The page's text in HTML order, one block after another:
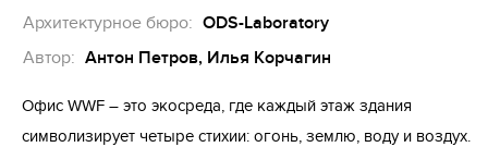
Архитектурное бюро: ODS-Laborаtory
Автор: Антон Петров, Илья Корчагин
Офис WWF – это экосреда, где каждый этаж здания
символизирует четыре стихии: огонь, землю, воду и воздух.